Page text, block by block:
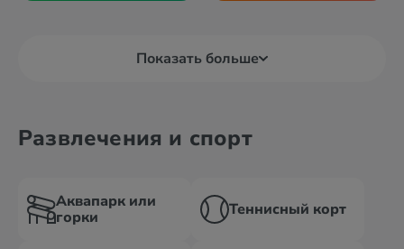
Показать больше
Развлечения и спорт
Аквапарк или
горки
Теннисный корт